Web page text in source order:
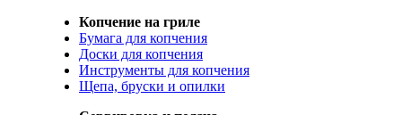
Копчение на гриле
Бумага для копчения
Доски для копчения
Инструменты для копчения
Щепа, бруски и опилки